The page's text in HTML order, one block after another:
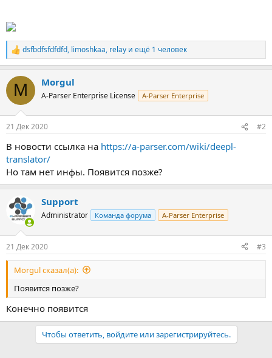
Р
е
к
и
dsfbdfsfdfdfd, limoshkaa, relay и ещё 1 человек
M Morgul
A-Parser Enterprise License A-Parser Enterprise
21 Дек 2020 #2
В новости ссылка на https://a-parser.com/wiki/deepl-
translator/
Но там нет инфы. Появится позже?
Support
Administrator Команда форума A-Parser Enterprise
21 Дек 2020 #3
Morgul сказал(а):
Появится позже?
Конечно появится
Чтобы ответить, войдите или зарегистрируйтесь.